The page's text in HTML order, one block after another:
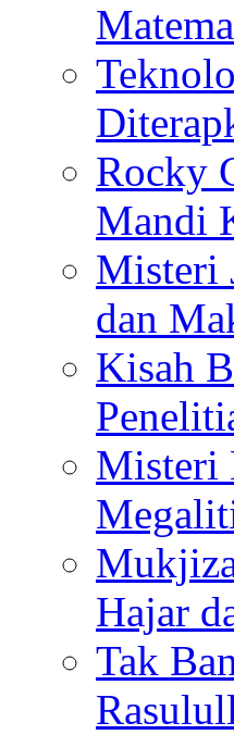
Rocky
Mandi
Misteri
dan
Kisah
Misteri
Hajar
Tak